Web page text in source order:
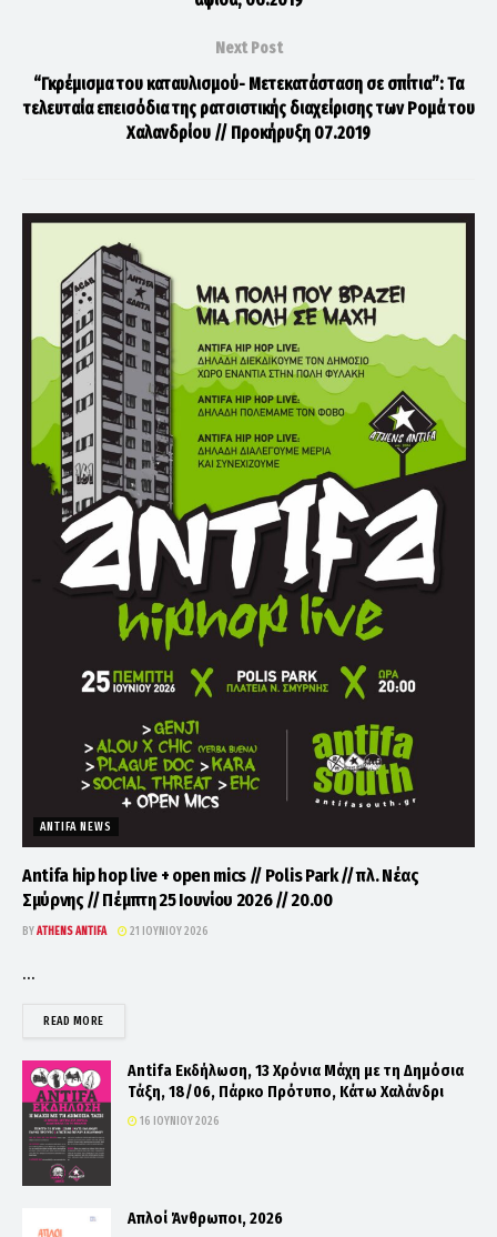
Next Post
“Γκρέμισμα του καταυλισμού- Μετεκατάσταση σε σπίτια”: Τα
τελευταία επεισόδια της ρατσιστικής διαχείρισης των Ρομά του
Χαλανδρίου // Προκήρυξη 07.2019
ANTIFA NEWS
Antifa hip hop live + open mics // Polis Park // πλ. Νέας
Σμύρνης // Πέμπτη 25 Ιουνίου 2026 // 20.00
BYATHENS ANTIFA 21 ΙΟΥΝΊΟΥ 2026
...
READ MOREDETAILS
Antifa Εκδήλωση, 13 Χρόνια Μάχη με τη Δημόσια
Τάξη, 18/06, Πάρκο Πρότυπο, Κάτω Χαλάνδρι
16 ΙΟΥΝΊΟΥ 2026
Απλοί Άνθρωποι, 2026